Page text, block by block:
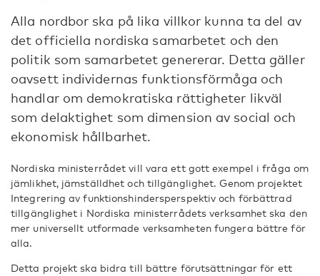
Alla nordbor ska på lika villkor kunna ta del av
det officiella nordiska samarbetet och den
politik som samarbetet genererar. Detta gäller
oavsett individernas funktionsförmåga och
handlar om demokratiska rättigheter likväl
som delaktighet som dimension av social och
ekonomisk hållbarhet.
Nordiska ministerrådet vill vara ett gott exempel i fråga om
jämlikhet, jämställdhet och tillgänglighet. Genom projektet
Integrering av funktionshindersperspektiv och förbättrad
tillgänglighet i Nordiska ministerrådets verksamhet ska den
mer universellt utformade verksamheten fungera bättre för
alla.
Detta projekt ska bidra till bättre förutsättningar för ett